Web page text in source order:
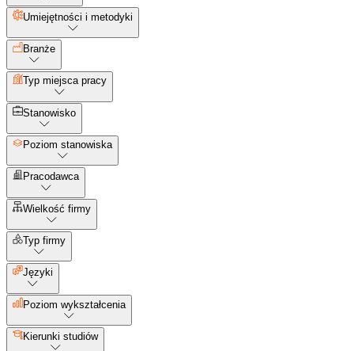
Umiejętności i metodyki
Branże
Typ miejsca pracy
Stanowisko
Poziom stanowiska
Pracodawca
Wielkość firmy
Typ firmy
Języki
Poziom wykształcenia
Kierunki studiów